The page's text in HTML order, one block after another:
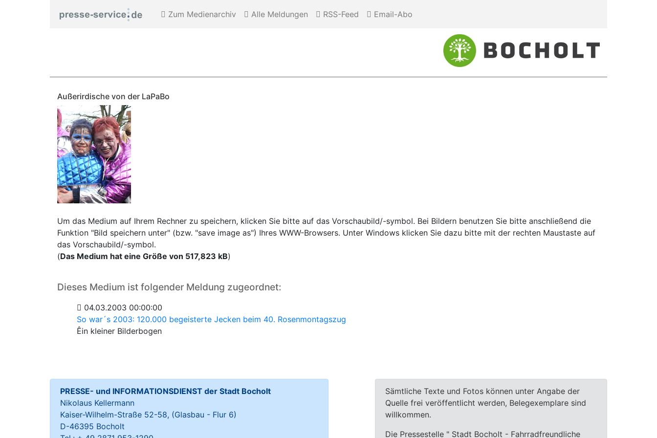
Zum Medienarchiv Alle Meldungen RSS-Feed Email-Abo
Außerirdische von der LaPaBo
Um das Medium auf Ihrem Rechner zu speichern, klicken Sie bitte auf das Vorschaubild/-symbol. Bei Bildern benutzen Sie bitte anschließend die
Funktion "Bild speichern unter" (bzw. "save image as") Ihres WWW-Browsers. Unter Windows klicken Sie dazu bitte mit der rechten Maustaste auf
das Vorschaubild/-symbol.
(Das Medium hat eine Größe von 517,823 kB)
Dieses Medium ist folgender Meldung zugeordnet:
04.03.2003 00:00:00
So war´s 2003: 120.000 begeisterte Jecken beim 40. Rosenmontagszug
Êin kleiner Bilderbogen
PRESSE- und INFORMATIONSDIENST der Stadt Bocholt
Nikolaus Kellermann
Kaiser-Wilhelm-Straße 52-58, (Glasbau - Flur 6)
D-46395 Bocholt
Sämtliche Texte und Fotos können unter Angabe der
Quelle frei veröffentlicht werden, Belegexemplare sind
willkommen.
Die Pressestelle " Stadt Bocholt - Fahrradfreundliche